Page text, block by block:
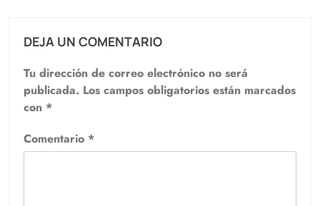
DEJA UN COMENTARIO
Tu dirección de correo electrónico no será
publicada. Los campos obligatorios están marcados
con *
Comentario *